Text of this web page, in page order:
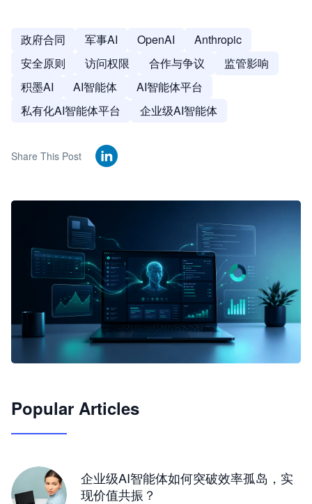
政府合同 军事AI OpenAI
Anthropic
安全原则
访问权限 合作与争议
监管影响
积墨AI
AI智能体
AI智能体平台
私有化AI智能体平台
企业级AI智能体
Share This Post
JimoClaw 桌面 AI Agent 工作台
Popular Articles
企业级AI智能体如何突破效率孤岛，实
现价值共振？